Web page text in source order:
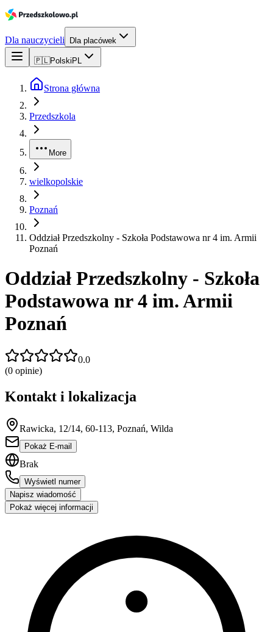
Dla nauczycieli Dla placówek
🇵🇱Polski PL
Strona główna
Przedszkola
More
wielkopolskie
Poznań
Oddział Przedszkolny - Szkoła Podstawowa nr 4 im. Armii
Poznań
Oddział Przedszkolny - Szkoła
Podstawowa nr 4 im. Armii
Poznań
0.0
(0 opinie)
Kontakt i lokalizacja
Rawicka, 12/14, 60-113, Poznań, Wilda
Pokaż E-mail
Brak
Wyświetl numer
Napisz wiadomość
Pokaż więcej informacji